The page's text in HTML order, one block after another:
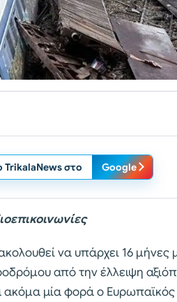
TrikalaNews στο Google
να υπάρχει 16 μήνες
από την έλλειψη
ακόμα μία φορά ο